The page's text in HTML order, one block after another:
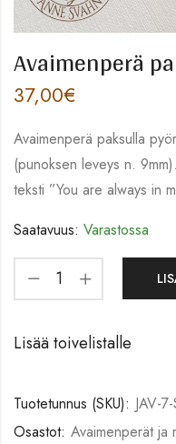
Avaimenperä
37,00€
Avaimenperä paksulla
(punoksen leveys n.
teksti ”You are always in
Saatavuus: Varastossa
Lisää toivelistalle
Tuotetunnus (SKU): JAV-
Osastot: Avaimenperät ja